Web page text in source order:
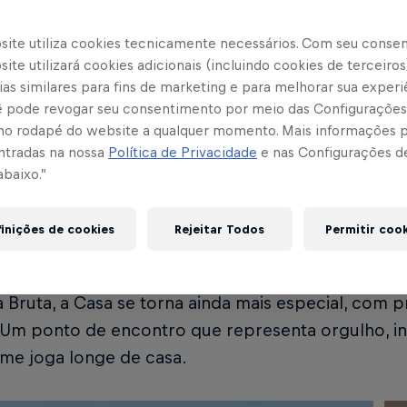
como o ponto oficial de encontro e
para reunir famílias, amigos e torcedores em
Aqui, assistir aos jogos fora de casa vira um
celebram cada momento do clube.
cantinho interativo para brincar e viver o
da Red Bull Racing como uma atração
o ambiente, com itens exclusivos que
Bruta, a Casa se torna ainda mais especial, com
ponto de encontro que representa orgulho,
joga longe de casa.
utiliza cookies tecnicamente necessários. Com seu
utilizará cookies adicionais (incluindo cookies de
similares para fins de marketing e para melhorar sua
pode revogar seu consentimento por meio das
rodapé do website a qualquer momento. Mais informações
na nossa Política de Privacidade e nas Configurações
de cookies Rejeitar Todos Permitir